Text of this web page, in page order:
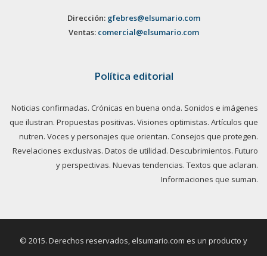
Dirección: gfebres@elsumario.com
Ventas: comercial@elsumario.com
Política editorial
Noticias confirmadas. Crónicas en buena onda. Sonidos e imágenes
que ilustran. Propuestas positivas. Visiones optimistas. Artículos que
nutren. Voces y personajes que orientan. Consejos que protegen.
Revelaciones exclusivas. Datos de utilidad. Descubrimientos. Futuro
y perspectivas. Nuevas tendencias. Textos que aclaran.
Informaciones que suman.
© 2015. Derechos reservados, elsumario.com es un producto y